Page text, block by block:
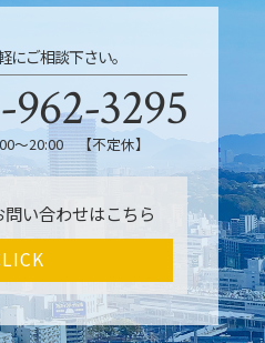
にご相談下さい。
3295
～20:00 【不定休】
問い合わせはこちら